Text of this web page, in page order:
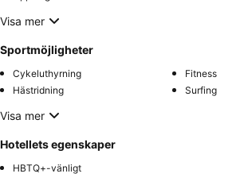
Visa mer
Sportmöjligheter
Cykeluthyrning
Fitness
Hästridning
Surfing
Visa mer
Hotellets egenskaper
HBTQ+-vänligt